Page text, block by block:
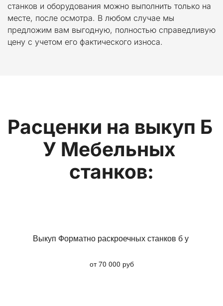
станков и оборудования можно выполнить только на
месте, после осмотра. В любом случае мы
предложим вам выгодную, полностью справедливую
цену с учетом его фактического износа.
Расценки на выкуп Б
У Мебельных
станков:
Выкуп Форматно раскроечных станков б у
от 70 000 руб